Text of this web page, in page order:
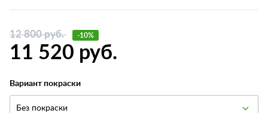
12 800 руб. -10%
11 520 руб.
Вариант покраски
Без покраски